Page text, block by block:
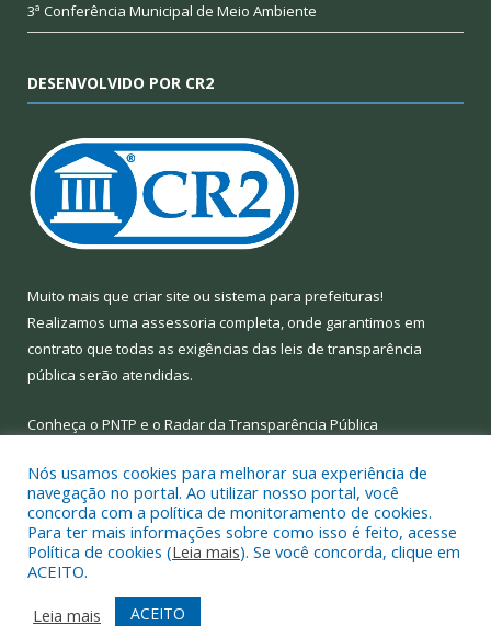
3ª Conferência Municipal de Meio Ambiente
DESENVOLVIDO POR CR2
Muito mais que criar site ou sistema para prefeituras!
Realizamos uma assessoria completa, onde garantimos em
contrato que todas as exigências das leis de transparência
pública serão atendidas.
Conheça o PNTP e o Radar da Transparência Pública
Todos os direitos reservados a Prefeitura Municipal de Limoeiro
do Ajuru.
Mapa do Site
Acessar Área Administrativa
Nós usamos cookies para melhorar sua experiência de
navegação no portal. Ao utilizar nosso portal, você
concorda com a política de monitoramento de cookies.
Para ter mais informações sobre como isso é feito, acesse
Política de cookies (Leia mais). Se você concorda, clique em
ACEITO.
Leia mais
ACEITO